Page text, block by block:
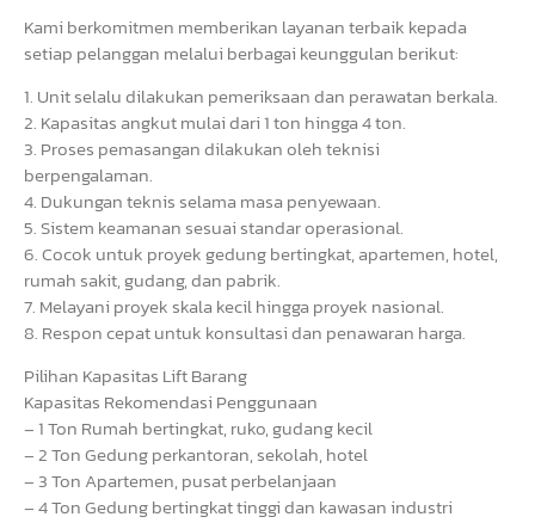
Kami berkomitmen memberikan layanan terbaik kepada
setiap pelanggan melalui berbagai keunggulan berikut:
1. Unit selalu dilakukan pemeriksaan dan perawatan berkala.
2. Kapasitas angkut mulai dari 1 ton hingga 4 ton.
3. Proses pemasangan dilakukan oleh teknisi
berpengalaman.
4. Dukungan teknis selama masa penyewaan.
5. Sistem keamanan sesuai standar operasional.
6. Cocok untuk proyek gedung bertingkat, apartemen, hotel,
rumah sakit, gudang, dan pabrik.
7. Melayani proyek skala kecil hingga proyek nasional.
8. Respon cepat untuk konsultasi dan penawaran harga.
Pilihan Kapasitas Lift Barang
Kapasitas Rekomendasi Penggunaan
– 1 Ton Rumah bertingkat, ruko, gudang kecil
– 2 Ton Gedung perkantoran, sekolah, hotel
– 3 Ton Apartemen, pusat perbelanjaan
– 4 Ton Gedung bertingkat tinggi dan kawasan industri